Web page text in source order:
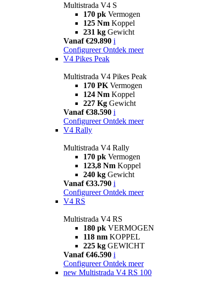
Multistrada V4 S
170 pk Vermogen
125 Nm Koppel
231 kg Gewicht
Vanaf €29.890 i
Configureer Ontdek meer
V4 Pikes Peak
Multistrada V4 Pikes Peak
170 PK Vermogen
124 Nm Koppel
227 Kg Gewicht
Vanaf €38.590 i
Configureer Ontdek meer
V4 Rally
Multistrada V4 Rally
170 pk Vermogen
123,8 Nm Koppel
240 kg Gewicht
Vanaf €33.790 i
Configureer Ontdek meer
V4 RS
Multistrada V4 RS
180 pk VERMOGEN
118 nm KOPPEL
225 kg GEWICHT
Vanaf €46.590 i
Configureer Ontdek meer
new Multistrada V4 RS 100